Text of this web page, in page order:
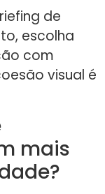
de
escolha
com
visual é
mais